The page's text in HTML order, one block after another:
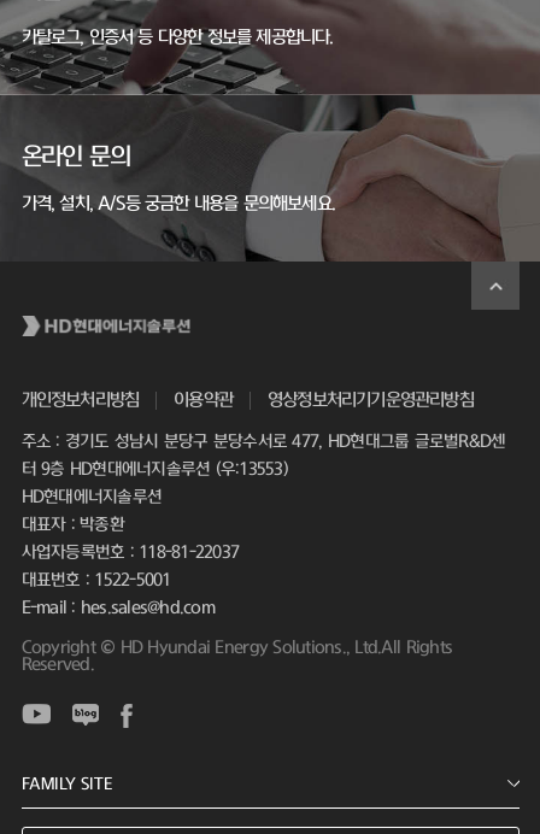
카탈로그, 인증서 등 다양한 정보를 제공합니다.
온라인 문의
가격, 설치, A/S등 궁금한 내용을 문의해보세요.
개인정보처리방침 이용약관 영상정보처리기기운영관리방침
주소 : 경기도 성남시 분당구 분당수서로 477, HD현대그룹 글로벌R&D센
터 9층 HD현대에너지솔루션 (우:13553)
HD현대에너지솔루션
대표자 : 박종환
사업자등록번호 : 118-81-22037
대표번호 : 1522-5001
E-mail : hes.sales@hd.com
Copyright © HD Hyundai Energy Solutions., Ltd.All Rights
Reserved.